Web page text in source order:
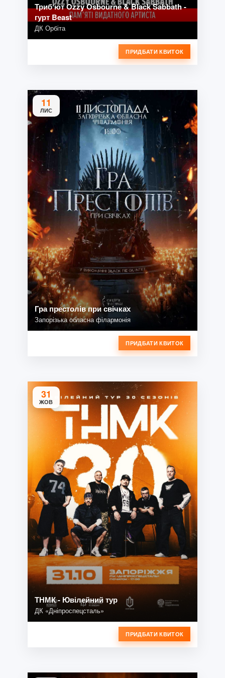
Трибʼют Ozzy Osbourne & Black Sabbath -
гурт Beast
ДК Орбіта
ПРИДБАТИ КВИТОК
11
ЛИС
Гра престолів при свічках
Запорізька обласна філармонія
ПРИДБАТИ КВИТОК
31
ЖОВ
ТНМК - Ювілейний тур
ДК «Дніпроспецсталь»
ПРИДБАТИ КВИТОК